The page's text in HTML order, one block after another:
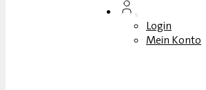
Login
Mein Konto